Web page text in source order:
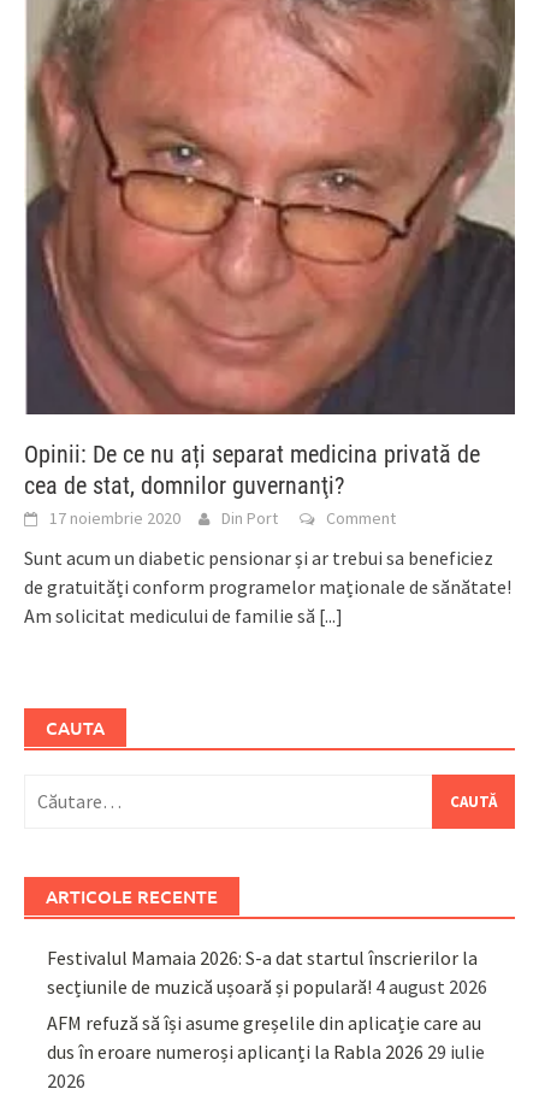
Opinii: De ce nu ați separat medicina privată de
cea de stat, domnilor guvernanţi?
17 noiembrie 2020 Din Port Comment
Sunt acum un diabetic pensionar și ar trebui sa beneficiez
de gratuități conform programelor maționale de sănătate!
Am solicitat medicului de familie să [...]
CAUTA
după:
ARTICOLE RECENTE
Festivalul Mamaia 2026: S-a dat startul înscrierilor la
secțiunile de muzică ușoară și populară! 4 august 2026
AFM refuză să își asume greșelile din aplicație care au
dus în eroare numeroși aplicanți la Rabla 2026 29 iulie
2026